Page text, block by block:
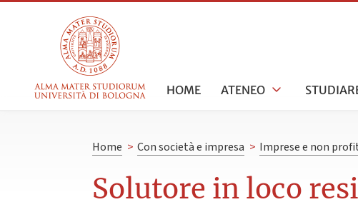
HOME ATENEO
Home > Con società e impresa > Imprese e non
Solutore in loco